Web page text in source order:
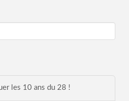
les 10 ans du 28 !